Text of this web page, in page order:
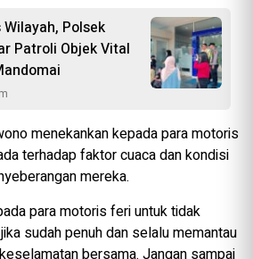
Polsek
Patroli Objek Vital
menekankan kepada para motoris
terhadap faktor cuaca dan kondisi
mereka.
para motoris feri untuk tidak
sudah penuh dan selalu memantau
bersama. Jangan sampai